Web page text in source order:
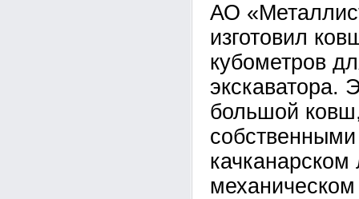
АО
изготовил
кубометров
экскаватора.
большой
качканарском